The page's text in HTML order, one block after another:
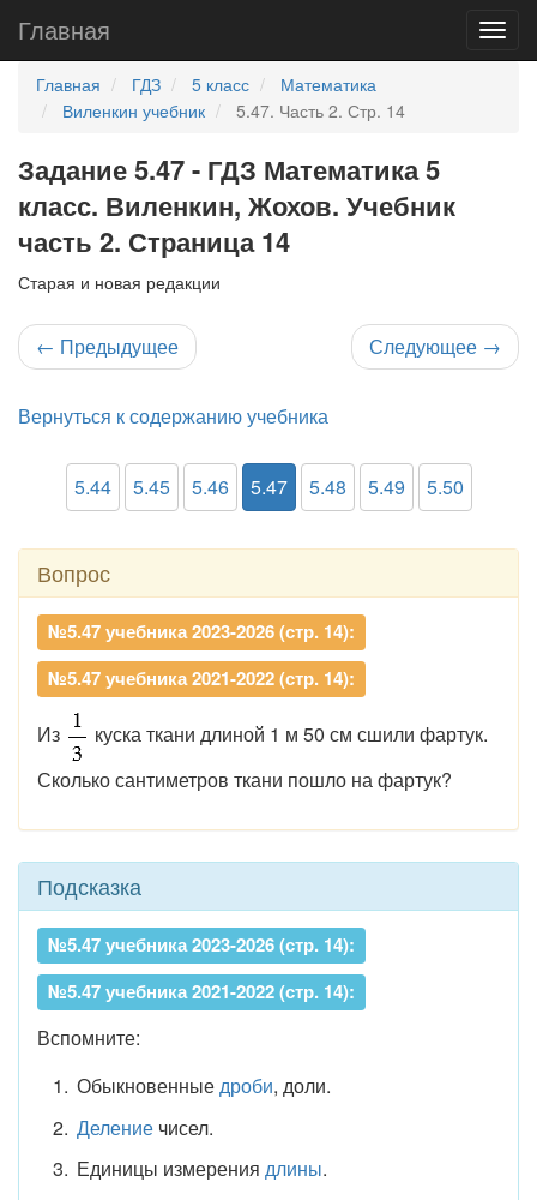
Главная
Главная ГДЗ 5 класс
Математика
Виленкин учебник
5.47. Часть 2. Стр. 14
Задание 5.47 - ГДЗ Математика 5
класс. Виленкин, Жохов. Учебник
часть 2. Страница 14
Старая и новая редакции
← Предыдущее Следующее →
Вернуться к содержанию учебника
5.44 5.45 5.46 5.47 5.48 5.49 5.50
Вопрос
№5.47 учебника 2023-2026 (стр. 14):
№5.47 учебника 2021-2022 (стр. 14):
Из
куска ткани длиной 1 м 50 см сшили фартук.
Сколько сантиметров ткани пошло на фартук?
Подсказка
№5.47 учебника 2023-2026 (стр. 14):
№5.47 учебника 2021-2022 (стр. 14):
Вспомните:
Обыкновенныедроби, доли.
Делениечисел.
Единицы измерения длины.